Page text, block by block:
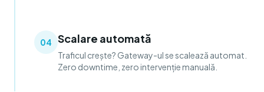
04 Scalare automată
Traficul crește? Gateway-ul se scalează automat.
Zero downtime, zero intervenție manuală.